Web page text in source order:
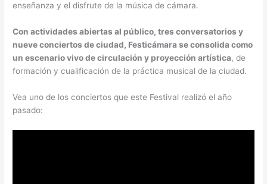
enseñanza y el disfrute de la música de cámara.
Con actividades abiertas al público, tres conversatorios y
nueve conciertos de ciudad, Festicámara se consolida como
un escenario vivo de circulación y proyección artística, de
formación y cualificación de la práctica musical de la ciudad.
Vea uno de los conciertos que este Festival realizó el año
pasado: